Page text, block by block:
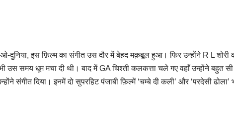
इस फ़िल्म का संगीत उस दौर में बेहद मक़बूल हुआ। फिर उन्होंने R L शोरी
उस समय धूम मचा दी थी। बाद में GA चिश्ती कलकत्ता चले गए वहाँ उन्होंने बहुत सी
संगीत दिया। इनमें दो सुपरहिट पंजाबी फ़िल्में ‘चम्बे दी कली’ और ‘परदेसी ढोला’